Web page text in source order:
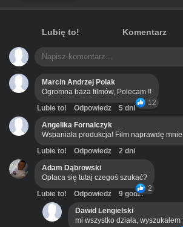
Lubię to! Komentarz
Marcin Andrzej Polak
Ogromna baza filmów, Polecam !!
12
Lubie to! Odpowiedz
5 dni
Angelika Fornalczyk
Wspaniała produkcja! Film naprawdę mnie
Lubie to! Odpowiedz
2 dni
Adam Dąbrowski
Opłaca się tutaj czegoś szukać?
2
Lubie to! Odpowiedz
9 godz.
Dawid Lengielski
mi wszystko działa, wyszukałem